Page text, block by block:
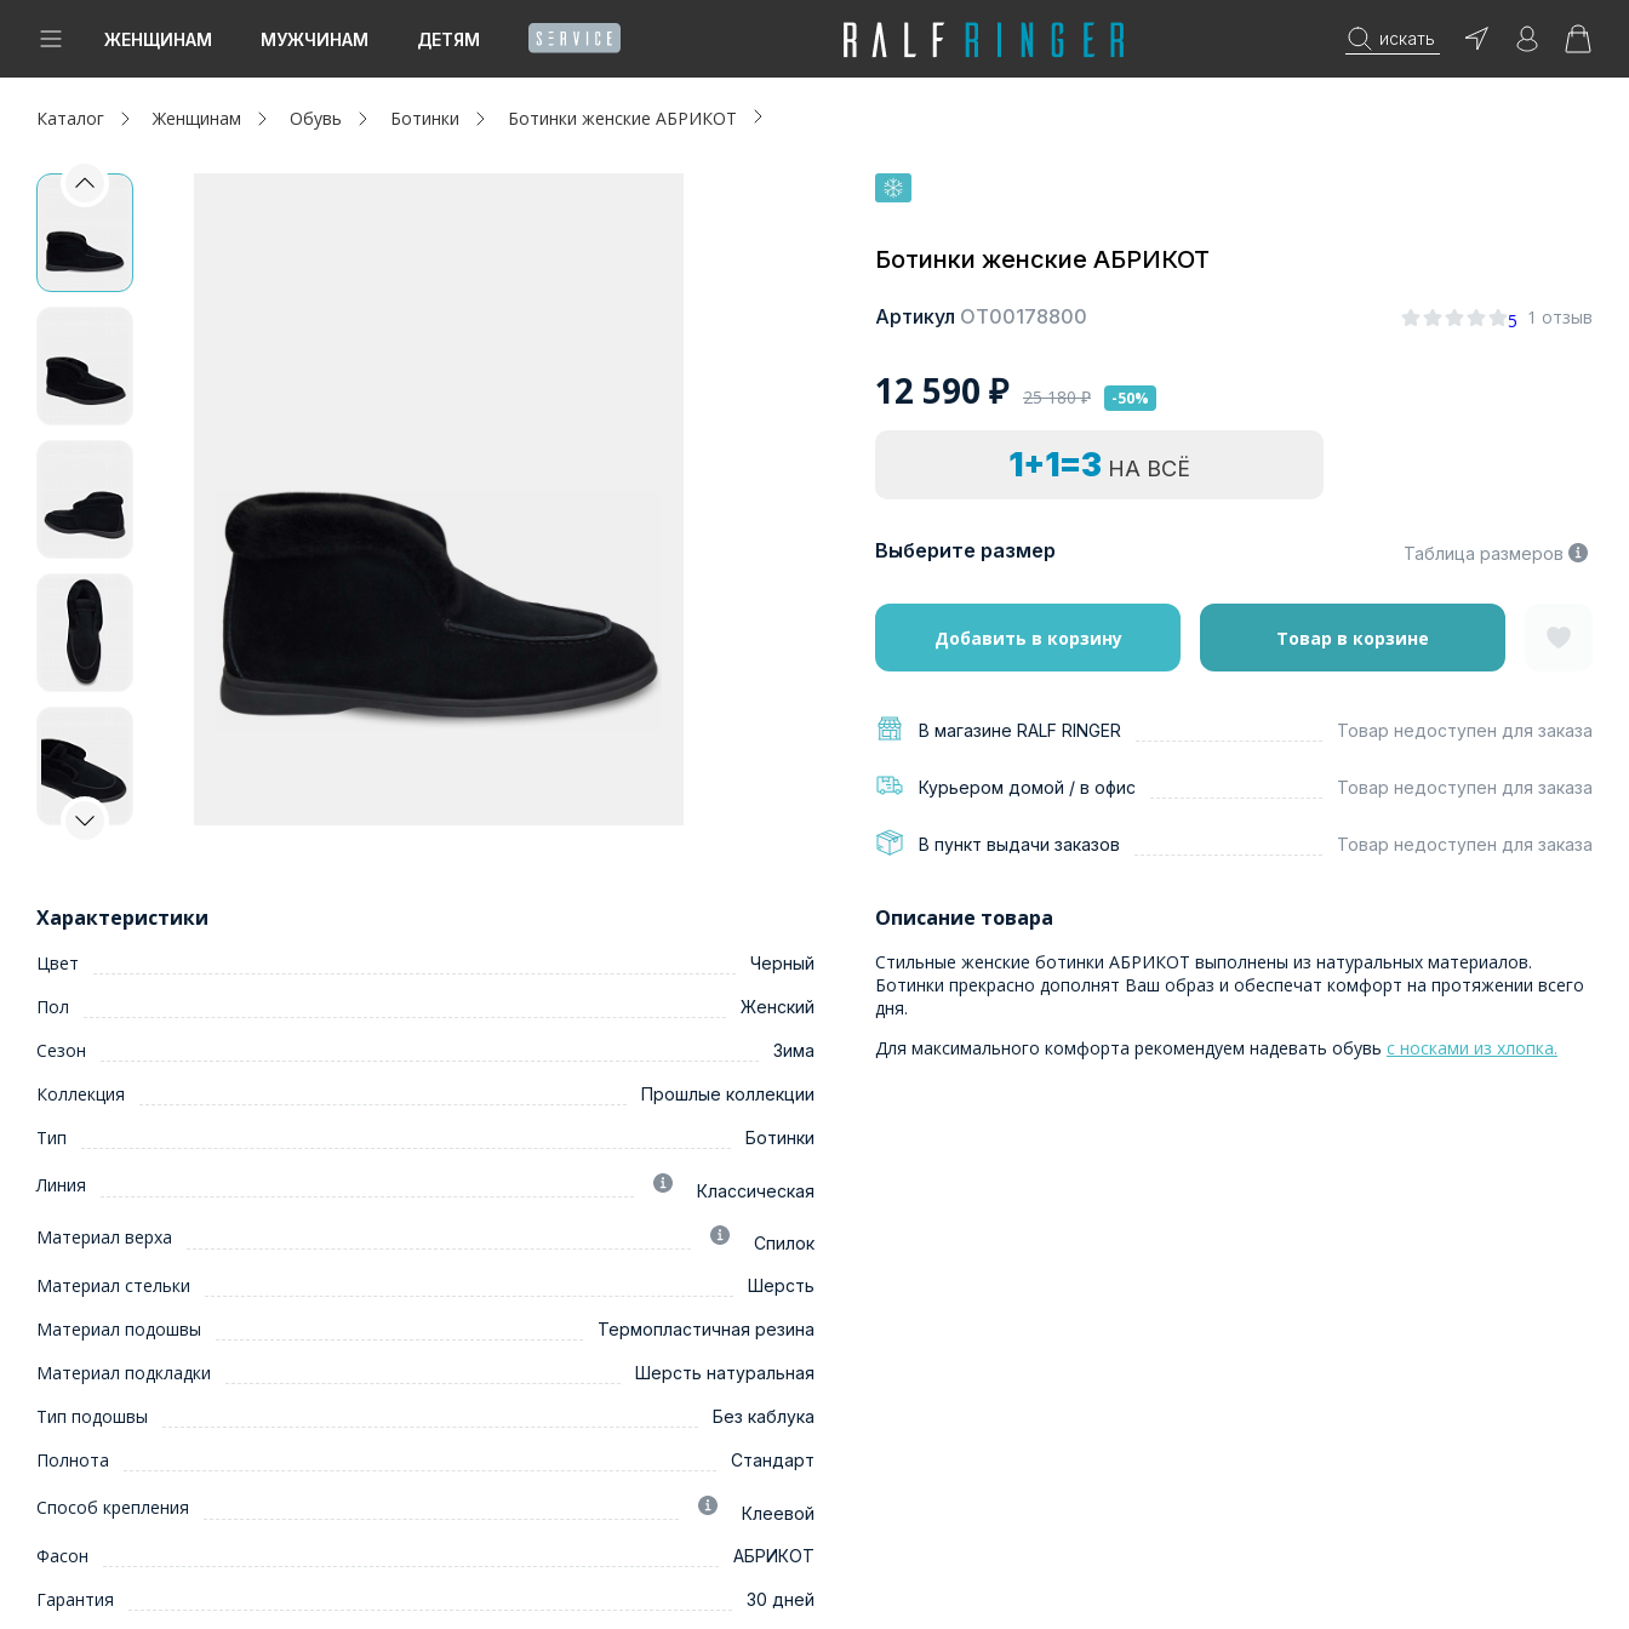
ЖЕНЩИНАМ МУЖЧИНАМ ДЕТЯМ искать
Новинки
Женщинам
Мужчинам
Капсула
Адреса магазинов
Каталог Женщинам Обувь Ботинки Ботинки женские АБРИКОТ
Ботинки женские АБРИКОТ
Артикул ОТ00178800 5 1 отзыв
12 590 ₽ 25 180₽ -50%
1+1=3 НА ВСЁ
Выберите размер Таблица размеров
Добавить в корзину Товар в корзине
В магазине RALF RINGER Товар недоступен для заказа
Курьером домой / в офис Товар недоступен для заказа
В пункт выдачи заказов Товар недоступен для заказа
Характеристики
Цвет Черный
Пол Женский
Сезон Зима
Коллекция Прошлые коллекции
Тип Ботинки
Линия Классическая
Материал верха Спилок
Материал стельки Шерсть
Материал подошвы Термопластичная резина
Материал подкладки Шерсть натуральная
Тип подошвы Без каблука
Полнота Стандарт
Способ крепления Клеевой
Фасон АБРИКОТ
Гарантия 30 дней
Описание товара
Стильные женские ботинки АБРИКОТ выполнены из натуральных материалов.
Ботинки прекрасно дополнят Ваш образ и обеспечат комфорт на протяжении всего
дня.
Для максимального комфорта рекомендуем надевать обувь с носками из хлопка.